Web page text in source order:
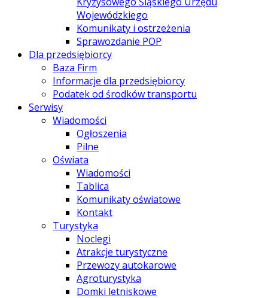
Wojewódzkiego
Komunikaty i ostrzeżenia
Sprawozdanie POP
Dla przedsiębiorcy
Baza Firm
Informacje dla przedsiębiorcy
Podatek od środków transportu
Serwisy
Wiadomości
Ogłoszenia
Pilne
Oświata
Wiadomości
Tablica
Komunikaty oświatowe
Kontakt
Turystyka
Noclegi
Atrakcje turystyczne
Przewozy autokarowe
Agroturystyka
Domki letniskowe